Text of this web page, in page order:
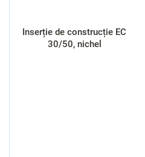
Inserție de construcție EC
30/50, nichel